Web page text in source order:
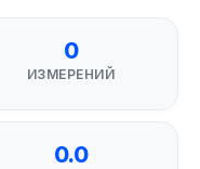
0
ИЗМЕРЕНИЙ
0.0